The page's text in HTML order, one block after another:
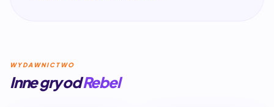
WYDAWNICTWO
Inne gry odRebel